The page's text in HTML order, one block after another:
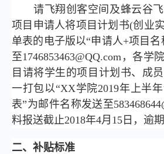
请飞翔创客空间及蜂云谷
项目申请人将项目计划书(创业
单表的电子版以“申请人+项目
至1746853463@QQ.com，各学
目请将学生的项目计划书、成
一打包以“XX学院2019年上半
表”为邮件名称发送至
料报送截止2018年4月15日，逾
二、补贴标准